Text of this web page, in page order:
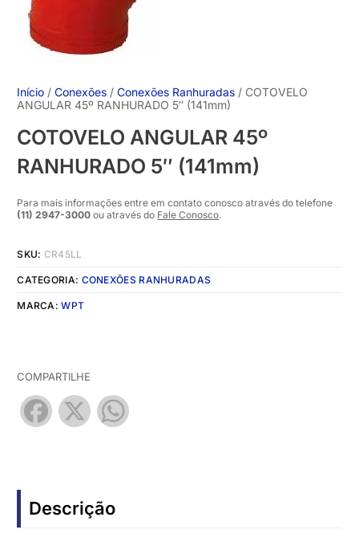
Início /Conexões /Conexões Ranhuradas / COTOVELO
ANGULAR 45º RANHURADO 5″ (141mm)
COTOVELO ANGULAR 45º
RANHURADO 5″ (141mm)
Para mais informações entre em contato conosco através do telefone
(11) 2947-3000 ou através do Fale Conosco.
SKU: CR45LL
CATEGORIA: CONEXÕES RANHURADAS
MARCA:WPT
COMPARTILHE
Facebook
X
Descrição